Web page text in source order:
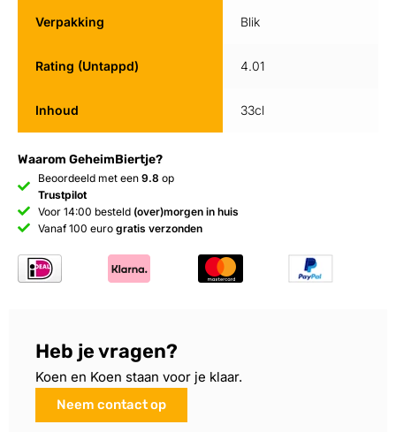
Waarom GeheimBiertje?
Beoordeeld met een 9.8 op
Trustpilot
Voor 14:00 besteld (over)morgen in huis
Vanaf 100 euro gratis verzonden
Verpakking Blik
Rating (Untappd) 4.01
Inhoud 33cl
Heb je vragen?
Koen en Koen staan voor je klaar.
Neem contact op